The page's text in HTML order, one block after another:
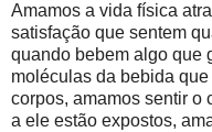
Amamos a vida física
satisfação que sentem
quando bebem algo que
moléculas da bebida
corpos, amamos sentir o
a ele estão expostos,